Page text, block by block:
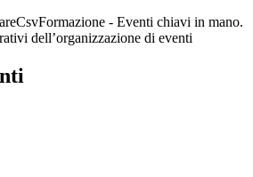
- Eventi chiavi in mano.
dell’organizzazione di eventi